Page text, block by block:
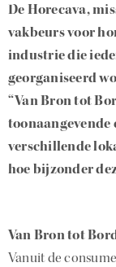
De Horecava,
vakbeurs voor
industrie die
georganiseerd
“Van Bron tot
toonaangevende
verschillende
hoe bijzonder
Van Bron tot
Vanuit de